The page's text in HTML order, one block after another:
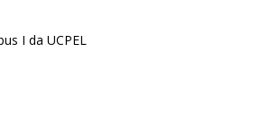
I da UCPEL